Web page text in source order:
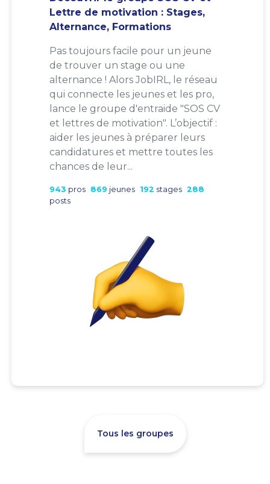
Lettre de motivation : Stages,
Alternance, Formations
Pas toujours facile pour un jeune
de trouver un stage ou une
alternance ! Alors JobIRL, le réseau
qui connecte les jeunes et les pro,
lance le groupe d'entraide "SOS CV
et lettres de motivation". L’objectif :
aider les jeunes à préparer leurs
candidatures et mettre toutes les
chances de leur...
943 pros 869 jeunes 192 stages 288
posts
Tous les groupes